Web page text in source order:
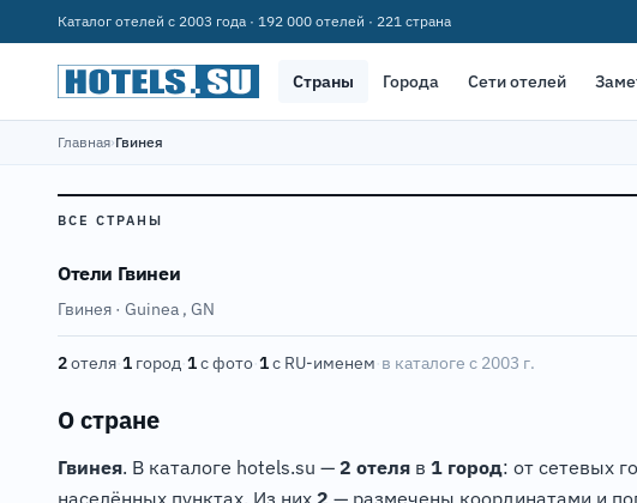
Каталог отелей с 2003 года · 192 000 отелей · 221 страна
Страны Города Сети отелей
Главная›Гвинея
ВСЕ СТРАНЫ
Отели Гвинеи
Гвинея · Guinea , GN
2отеля·1 город·1с фото·1с RU-именем·в каталоге с 2003 г.
О стране
Гвинея. В каталоге hotels.su — 2 отеля в 1 город: от сетевых
населённых пунктах. Из них 2 — размечены координатами и